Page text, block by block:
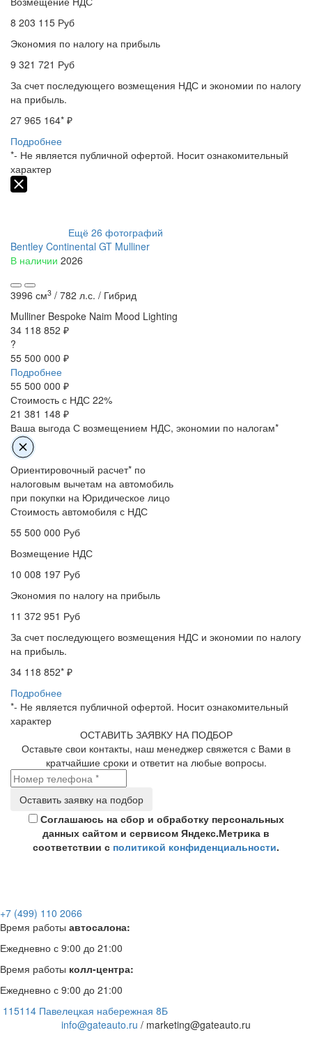
8 203 115 Руб
Экономия по налогу на прибыль
9 321 721 Руб
За счет последующего возмещения НДС и экономии по налогу
на прибыль.
27 965 164* ₽
Подробнее
*- Не является публичной офертой. Носит ознакомительный
характер
Ещё 26 фотографий
Bentley Continental GT Mulliner
В наличии 2026
3996 см3 / 782 л.с. / Гибрид
Mulliner Bespoke Naim Mood Lighting
34 118 852 ₽
?
55 500 000 ₽
Подробнее
55 500 000 ₽
Стоимость с НДС 22%
21 381 148 ₽
Ваша выгода С возмещением НДС, экономии по налогам*
Ориентировочный расчет* по
налоговым вычетам на автомобиль
при покупки на Юридическое лицо
Стоимость автомобиля с НДС
55 500 000 Руб
Возмещение НДС
10 008 197 Руб
Экономия по налогу на прибыль
11 372 951 Руб
За счет последующего возмещения НДС и экономии по налогу
на прибыль.
34 118 852* ₽
Подробнее
*- Не является публичной офертой. Носит ознакомительный
характер
ОСТАВИТЬ ЗАЯВКУ НА ПОДБОР
Оставьте свои контакты, наш менеджер свяжется с Вами в
кратчайшие сроки и ответит на любые вопросы.
Соглашаюсь на сбор и обработку персональных
данных сайтом и сервисом Яндекс.Метрика в
соответствии с политикой конфиденциальности.
+7 (499) 110 2066
Время работы автосалона:
Ежедневно с 9:00 до 21:00
Время работы колл-центра:
Ежедневно с 9:00 до 21:00
115114 Павелецкая набережная 8Б
info@gateauto.ru / marketing@gateauto.ru